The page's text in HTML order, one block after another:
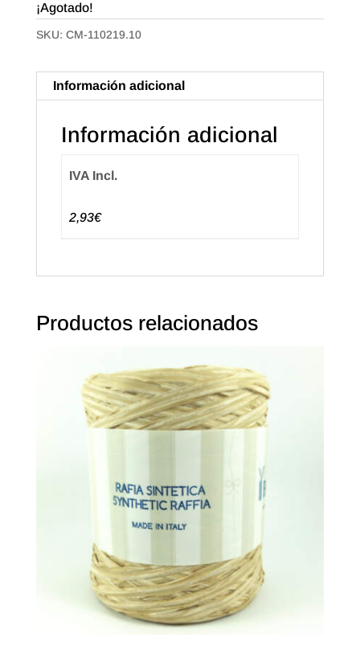
¡Agotado!
SKU: CM-110219.10
Información adicional
Información adicional
IVA Incl.
2,93€
Productos relacionados